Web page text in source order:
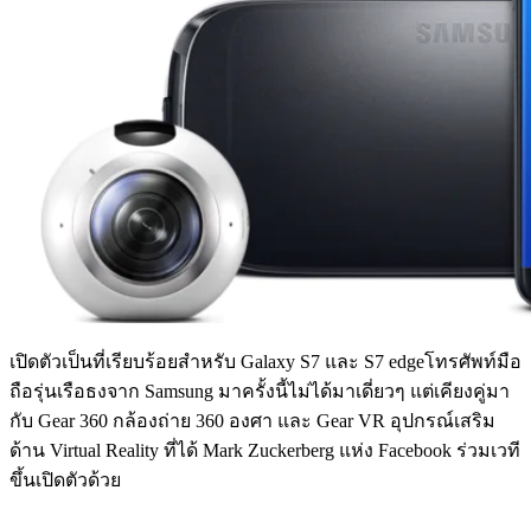
เปิดตัวเป็นที่เรียบร้อยสำหรับ Galaxy S7 และ S7 edgeโทรศัพท์มือ
ถือรุ่นเรือธงจาก Samsung มาครั้งนี้ไม่ได้มาเดี่ยวๆ แต่เคียงคู่มา
กับ Gear 360 กล้องถ่าย 360 องศา และ Gear VR อุปกรณ์เสริม
ด้าน Virtual Reality ที่ได้ Mark Zuckerberg แห่ง Facebook ร่วมเวที
ขึ้นเปิดตัวด้วย